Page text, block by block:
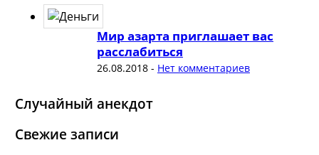
Мир азарта приглашает вас
расслабиться
26.08.2018- Нет комментариев
Случайный анекдот
Свежие записи